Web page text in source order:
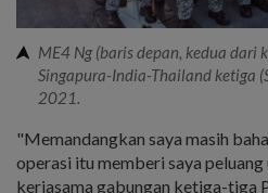
ME4 Ng (baris depan, kedua dari
Singapura-India-Thailand ketiga
2021.
"Memandangkan saya masih
operasi itu memberi saya
kerjasama gabungan ketiga-tiga